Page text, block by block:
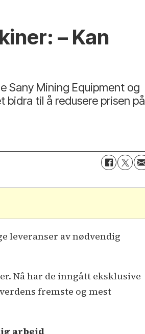
– Kan
Sany Mining Equipment og
til å redusere prisen på
leveranser av nødvendig
Nå har de inngått eksklusive
fremste og mest
arbeid